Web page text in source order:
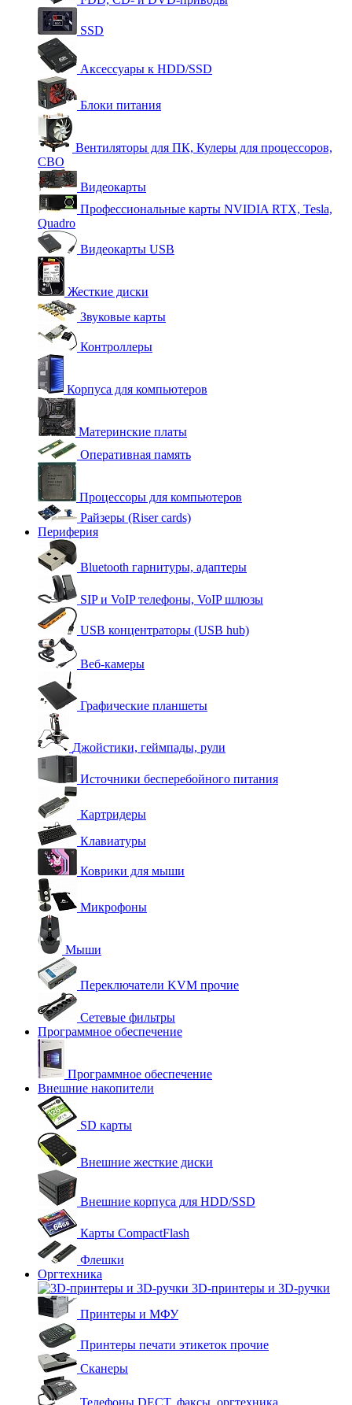
SSD
Аксессуары к HDD/SSD
Блоки питания
Вентиляторы для ПК, Кулеры для процессоров,
СВО
Видеокарты
Профессиональные карты NVIDIA RTX, Tesla,
Quadro
Видеокарты USB
Жесткие диски
Звуковые карты
Контроллеры
Корпуса для компьютеров
Материнские платы
Оперативная память
Процессоры для компьютеров
Райзеры (Riser cards)
Периферия
Bluetooth гарнитуры, адаптеры
SIP и VoIP телефоны, VoIP шлюзы
USB концентраторы (USB hub)
Веб-камеры
Графические планшеты
Джойстики, геймпады, рули
Источники бесперебойного питания
Картридеры
Клавиатуры
Коврики для мыши
Микрофоны
Мыши
Переключатели KVM прочие
Сетевые фильтры
Программное обеспечение
Программное обеспечение
Внешние накопители
SD карты
Внешние жесткие диски
Внешние корпуса для HDD/SSD
Карты CompactFlash
Флешки
Оргтехника
3D-принтеры и 3D-ручки
Принтеры и МФУ
Принтеры печати этикеток прочие
Сканеры
Телефоны DECT, факсы, оргтехника